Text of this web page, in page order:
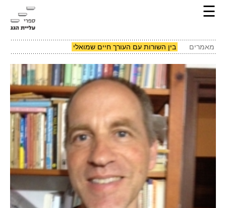
☰
מאמרים בין השורות עם העורך חיים שמואלי